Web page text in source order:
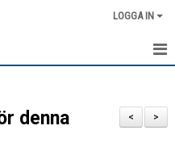
LOGGA IN
>
<
denna